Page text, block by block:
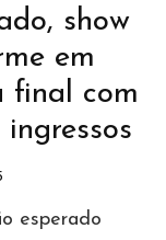
show
em
final com
esperado